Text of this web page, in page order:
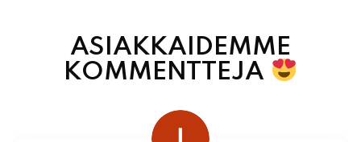
ASIAKKAIDEMME
KOMMENTTEJA